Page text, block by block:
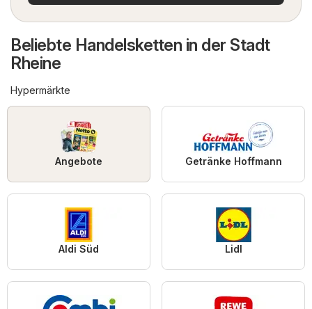
Beliebte Handelsketten in der Stadt
Rheine
Hypermärkte
Angebote Getränke Hoffmann
Aldi Süd Lidl